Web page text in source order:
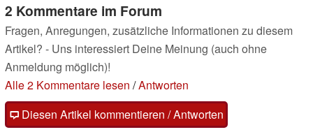
2 Kommentare im Forum
Fragen, Anregungen, zusätzliche Informationen zu diesem
Artikel? - Uns interessiert Deine Meinung (auch ohne
Anmeldung möglich)!
Alle 2 Kommentare lesen /Antworten
Diesen Artikel kommentieren / Antworten